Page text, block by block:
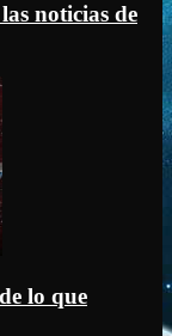
noticias de
lo que